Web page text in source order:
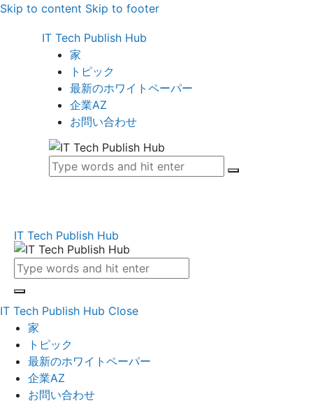
Skip to content Skip to footer
IT Tech Publish Hub
家
トピック
最新のホワイトペーパー
企業AZ
お問い合わせ
IT Tech Publish Hub
IT Tech Publish Hub Close
家
トピック
最新のホワイトペーパー
企業AZ
お問い合わせ